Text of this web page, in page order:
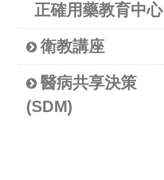
正確用藥教育中心
衛教講座
醫病共享決策
(SDM)